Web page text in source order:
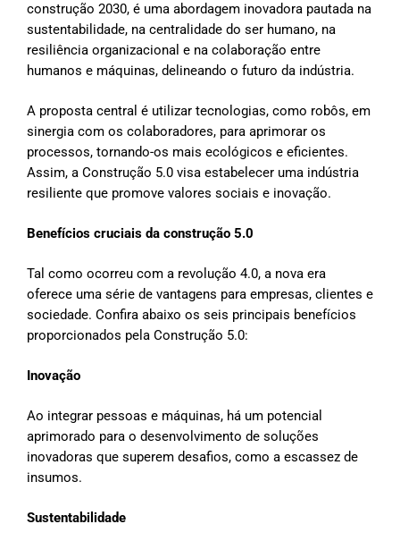
construção 2030, é uma abordagem inovadora pautada na
sustentabilidade, na centralidade do ser humano, na
resiliência organizacional e na colaboração entre
humanos e máquinas, delineando o futuro da indústria.
A proposta central é utilizar tecnologias, como robôs, em
sinergia com os colaboradores, para aprimorar os
processos, tornando-os mais ecológicos e eficientes.
Assim, a Construção 5.0 visa estabelecer uma indústria
resiliente que promove valores sociais e inovação.
Benefícios cruciais da construção 5.0
Tal como ocorreu com a revolução 4.0, a nova era
oferece uma série de vantagens para empresas, clientes e
sociedade. Confira abaixo os seis principais benefícios
proporcionados pela Construção 5.0:
Inovação
Ao integrar pessoas e máquinas, há um potencial
aprimorado para o desenvolvimento de soluções
inovadoras que superem desafios, como a escassez de
insumos.
Sustentabilidade